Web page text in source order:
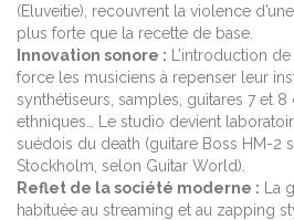
(Eluveitie), recouvrent la violence
plus forte que la recette de base.
Innovation sonore : L’introduction
force les musiciens à repenser leur
synthétiseurs, samples, guitares 7 et
ethniques… Le studio devient
suédois du death (guitare Boss HM-2
Stockholm, selon Guitar World).
Reflet de la société moderne : La
habituée au streaming et au zapping